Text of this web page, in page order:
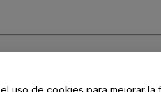
uso de cookies para mejorar la